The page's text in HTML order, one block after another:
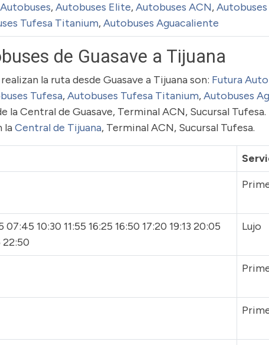
,Autobuses Elite,Autobuses ACN,
Tufesa Titanium,Autobuses Aguacaliente
de Guasave a Tijuana
la ruta desde Guasave a Tijuana son: Futura
Tufesa,Autobuses Tufesa Titanium,Autobuses
la Central de Guasave, Terminal ACN, Sucursal Tufesa.
laCentral de Tijuana, Terminal ACN, Sucursal Tufesa.
10:30 11:55 16:25 16:50 17:20 19:13 20:05
22:50
Lujo